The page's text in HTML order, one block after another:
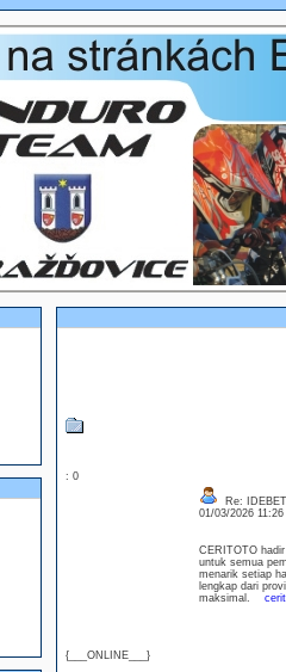
: 0
{___ONLINE___}
Re: IDEBET
01/03/2026
CERITOTO
untuk semua
menarik setiap
lengkap dari
maksimal.